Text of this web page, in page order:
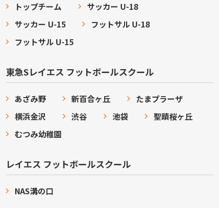
トップチーム
サッカー U-18
サッカー U-15
フットサル U-18
フットサル U-15
東急Sレイエス フットボールスクール
あざみ野 新百合ヶ丘
たまプラーザ
横浜金沢
渋谷 池袋
聖蹟桜ヶ丘
むつみ幼稚園
レイエス フットボールスクール
NAS溝の口